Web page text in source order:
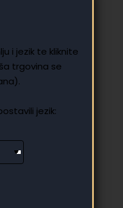
i jezik te kliknite
trgovina se
jezik:
rate